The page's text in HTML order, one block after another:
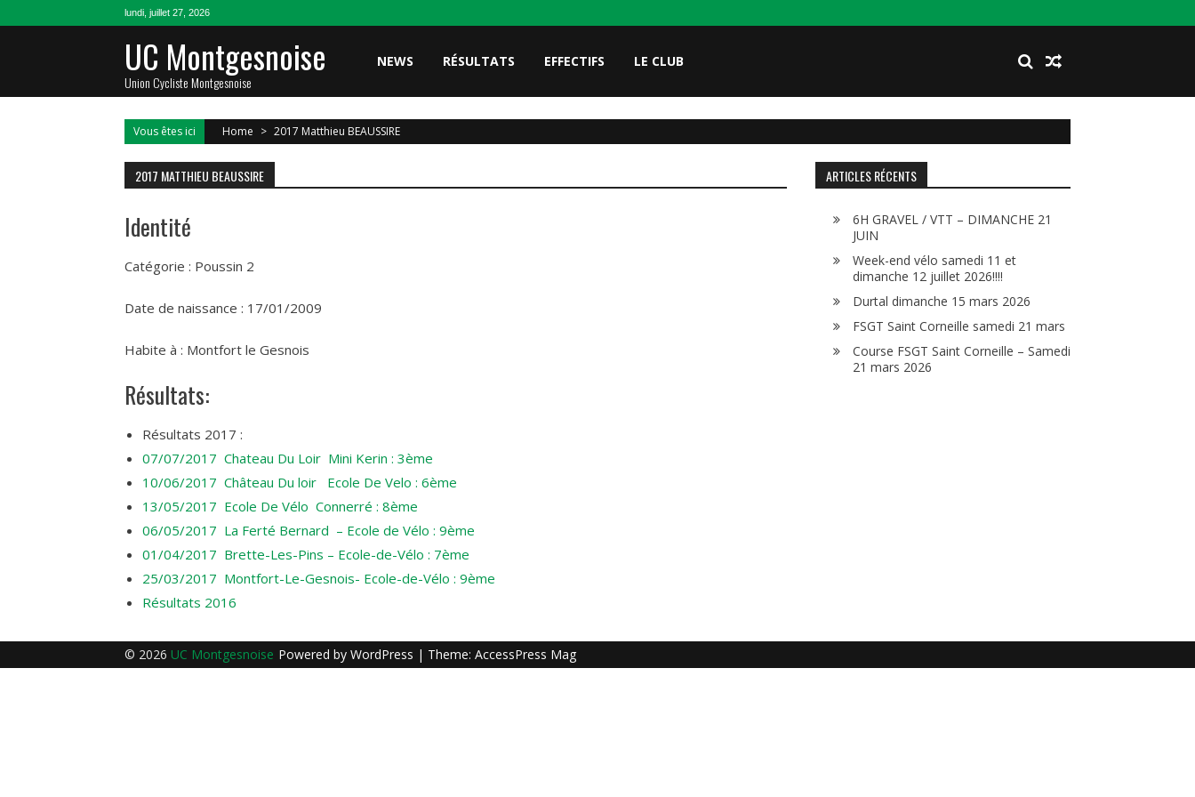
lundi, juillet 27, 2026
UC Montgesnoise
Union Cycliste Montgesnoise
NEWS RÉSULTATS EFFECTIFS LE CLUB
Vous êtes ici Home > 2017 Matthieu BEAUSSIRE
2017 MATTHIEU BEAUSSIRE
Identité
Catégorie : Poussin 2
Date de naissance : 17/01/2009
Habite à : Montfort le Gesnois
Résultats:
Résultats 2017 :
07/07/2017 Chateau Du Loir Mini Kerin : 3ème
10/06/2017 Château Du loir Ecole De Velo : 6ème
13/05/2017 Ecole De Vélo Connerré : 8ème
06/05/2017 La Ferté Bernard – Ecole de Vélo : 9ème
01/04/2017 Brette-Les-Pins – Ecole-de-Vélo : 7ème
25/03/2017 Montfort-Le-Gesnois- Ecole-de-Vélo : 9ème
Résultats 2016
ARTICLES RÉCENTS
6H GRAVEL / VTT – DIMANCHE 21
JUIN
Week-end vélo samedi 11 et
dimanche 12 juillet 2026!!!!
Durtal dimanche 15 mars 2026
FSGT Saint Corneille samedi 21 mars
Course FSGT Saint Corneille – Samedi
21 mars 2026
© 2026 UC Montgesnoise Powered by WordPress | Theme: AccessPress Mag